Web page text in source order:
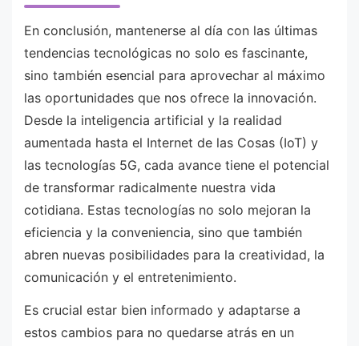
En conclusión, mantenerse al día con las últimas
tendencias tecnológicas no solo es fascinante,
sino también esencial para aprovechar al máximo
las oportunidades que nos ofrece la innovación.
Desde la inteligencia artificial y la realidad
aumentada hasta el Internet de las Cosas (IoT) y
las tecnologías 5G, cada avance tiene el potencial
de transformar radicalmente nuestra vida
cotidiana. Estas tecnologías no solo mejoran la
eficiencia y la conveniencia, sino que también
abren nuevas posibilidades para la creatividad, la
comunicación y el entretenimiento.
Es crucial estar bien informado y adaptarse a
estos cambios para no quedarse atrás en un